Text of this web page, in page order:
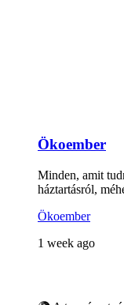
Ökoember
Minden, amit
háztartásról,
Ökoember
1 week ago